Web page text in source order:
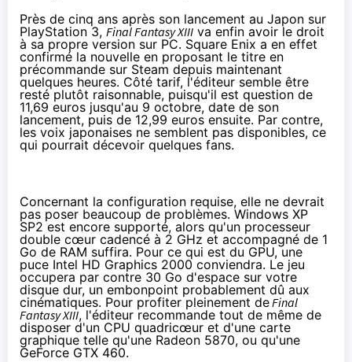
Près de cinq ans après son lancement au Japon sur
PlayStation 3, Final Fantasy XIII va enfin avoir le droit
à sa propre version sur PC. Square Enix a en effet
confirmé la nouvelle en proposant le titre en
précommande sur Steam depuis maintenant
quelques heures. Côté tarif, l'éditeur semble être
resté plutôt raisonnable, puisqu'il est question de
11,69 euros jusqu'au 9 octobre, date de son
lancement, puis de 12,99 euros ensuite. Par contre,
les voix japonaises ne semblent pas disponibles, ce
qui pourrait décevoir quelques fans.
Concernant la configuration requise, elle ne devrait
pas poser beaucoup de problèmes. Windows XP
SP2 est encore supporté, alors qu'un processeur
double cœur cadencé à 2 GHz et accompagné de 1
Go de RAM suffira. Pour ce qui est du GPU, une
puce Intel HD Graphics 2000 conviendra. Le jeu
occupera par contre 30 Go d'espace sur votre
disque dur, un embonpoint probablement dû aux
cinématiques. Pour profiter pleinement deFinal
Fantasy XIII, l'éditeur recommande tout de même de
disposer d'un CPU quadricœur et d'une carte
graphique telle qu'une Radeon 5870, ou qu'une
GeForce GTX 460.